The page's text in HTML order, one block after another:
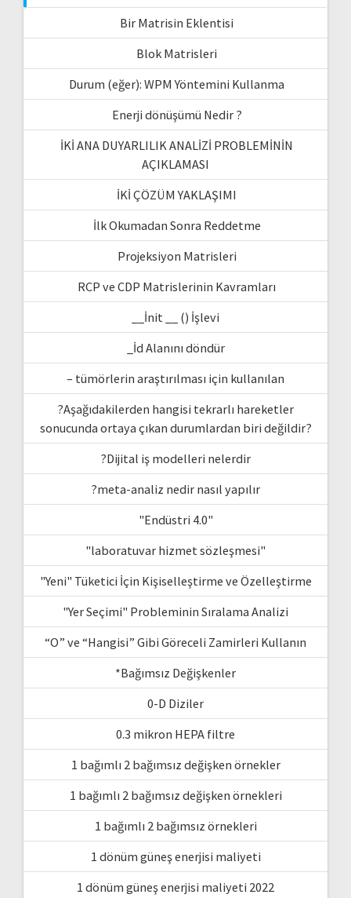
Bir Matrisin Eklentisi
Blok Matrisleri
Durum (eğer): WPM Yöntemini Kullanma
Enerji dönüşümü Nedir ?
İKİ ANA DUYARLILIK ANALİZİ PROBLEMİNİN
AÇIKLAMASI
İKİ ÇÖZÜM YAKLAŞIMI
İlk Okumadan Sonra Reddetme
Projeksiyon Matrisleri
RCP ve CDP Matrislerinin Kavramları
__İnit __ () İşlevi
_İd Alanını döndür
– tümörlerin araştırılması için kullanılan
?Aşağıdakilerden hangisi tekrarlı hareketler
sonucunda ortaya çıkan durumlardan biri değildir?
?Dijital iş modelleri nelerdir
?meta-analiz nedir nasıl yapılır
"Endüstri 4.0"
"laboratuvar hizmet sözleşmesi"
"Yeni" Tüketici İçin Kişiselleştirme ve Özelleştirme
"Yer Seçimi" Probleminin Sıralama Analizi
“O” ve “Hangisi” Gibi Göreceli Zamirleri Kullanın
*Bağımsız Değişkenler
0-D Diziler
0.3 mikron HEPA filtre
1 bağımlı 2 bağımsız değişken örnekler
1 bağımlı 2 bağımsız değişken örnekleri
1 bağımlı 2 bağımsız örnekleri
1 dönüm güneş enerjisi maliyeti
1 dönüm güneş enerjisi maliyeti 2022